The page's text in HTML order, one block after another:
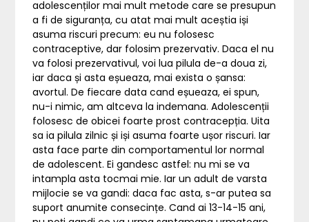
adolescenților mai mult metode care se presupun
a fi de siguranța, cu atat mai mult aceștia iși
asuma riscuri precum: eu nu folosesc
contraceptive, dar folosim prezervativ. Daca el nu
va folosi prezervativul, voi lua pilula de-a doua zi,
iar daca și asta eșueaza, mai exista o șansa:
avortul. De fiecare data cand eșueaza, ei spun,
nu-i nimic, am altceva la indemana. Adolescenții
folosesc de obicei foarte prost contracepția. Uita
sa ia pilula zilnic și iși asuma foarte ușor riscuri. Iar
asta face parte din comportamentul lor normal
de adolescent. Ei gandesc astfel: nu mi se va
intampla asta tocmai mie. Iar un adult de varsta
mijlocie se va gandi: daca fac asta, s-ar putea sa
suport anumite consecințe. Cand ai 13-14-15 ani,